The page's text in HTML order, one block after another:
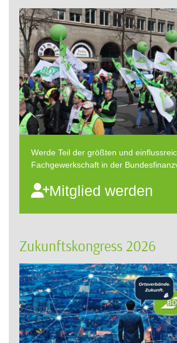
Werde Teil der größten und
Fachgewerkschaft in der
Mitglied werden
Zukunftskongress 2026